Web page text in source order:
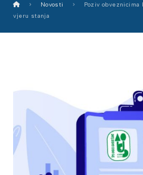
Novosti
Poziv obveznicima
vjeru stanja